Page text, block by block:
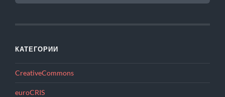
КАТЕГОРИИ
CreativeCommons
euroCRIS